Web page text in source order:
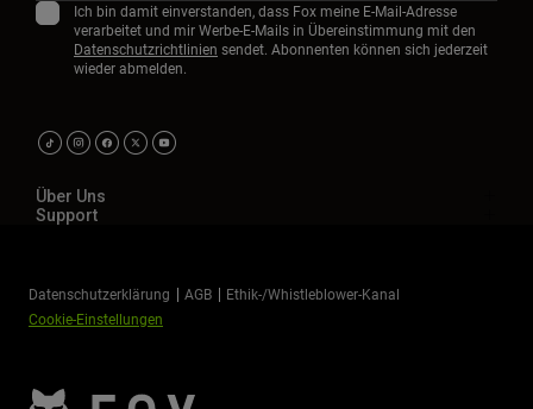
Ich bin damit einverstanden, dass Fox meine E-Mail-Adresse
verarbeitet und mir Werbe-E-Mails in Übereinstimmung mit den
Datenschutzrichtlinien sendet. Abonnenten können sich jederzeit
wieder abmelden.
Über Uns
Support
Datenschutzerklärung AGB
Ethik-/Whistleblower-Kanal
Cookie-Einstellungen